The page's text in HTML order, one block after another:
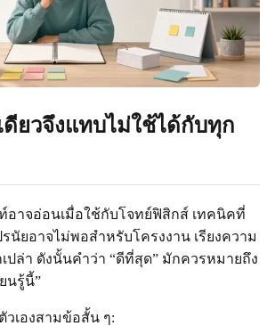
ดียวจึงแทบไม่ใช้ได้กับทุก
อาจอ่อนเมื่อใช้กับโจทย์ฟิสิกส์ เทคนิคที่
นัยอาจไม่พอสำหรับโครงงาน เรียงความ
ปล่า ดังนั้นคำว่า “ดีที่สุด” มักควรหมายถึง
นรู้นี้”
วเองสามข้อสั้น ๆ: